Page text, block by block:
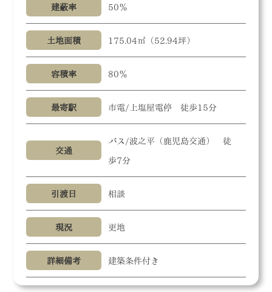
建蔽率 50％
土地面積 175.04㎡（52.94坪）
容積率 80％
最寄駅 市電/上塩屋電停 徒歩15分
交通
バス/波之平（鹿児島交通） 徒
歩7分
引渡日 相談
現況 更地
詳細備考 建築条件付き